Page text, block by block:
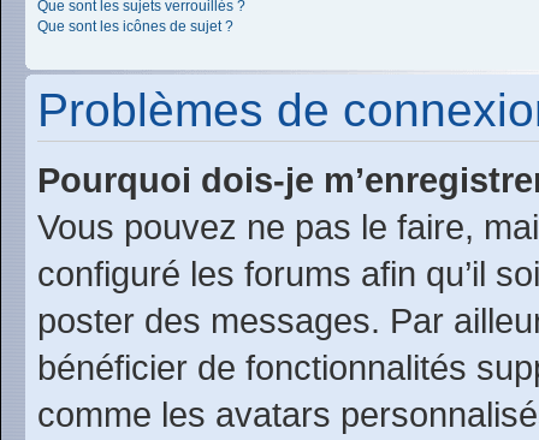
Que sont les sujets verrouillés ?
Que sont les icônes de sujet ?
Problèmes de
Pourquoi dois-je
Vous pouvez ne pas le faire,
configuré les forums afin qu’il
poster des messages. Par
bénéficier de fonctionnalités
comme les avatars